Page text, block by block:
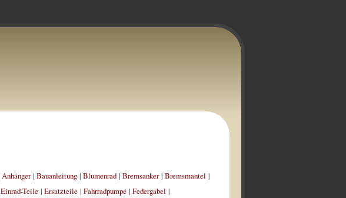
Anhänger| Bauanleitung| Blumenrad| Bremsanker| Bremsmantel |
Einrad-Teile| Ersatzteile| Fahrradpumpe| Federgabel |